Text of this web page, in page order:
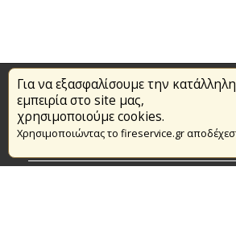
Για να εξασφαλίσουμε την κατάλληλη
εμπειρία στο site μας,
χρησιμοποιούμε cookies.
Χρησιμοποιώντας το fireservice.gr
Επικαιρότητα
Το Πυροσβεστικό Σώμα